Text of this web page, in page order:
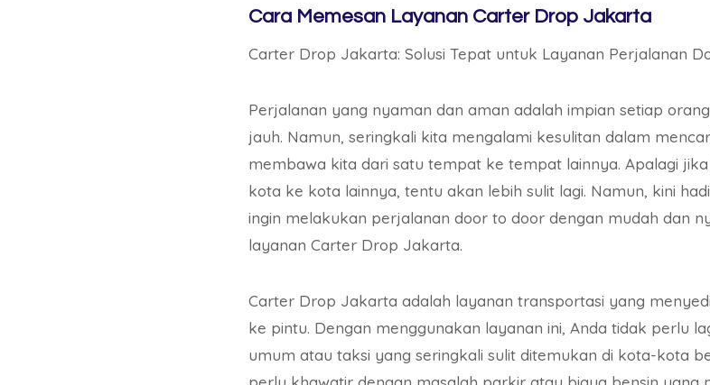
Cara Memesan Layanan Carter Drop Jakarta
Carter Drop Jakarta: Solusi Tepat untuk Layanan Perjalanan
Perjalanan yang nyaman dan aman adalah impian setiap
jauh. Namun, seringkali kita mengalami kesulitan dalam
membawa kita dari satu tempat ke tempat lainnya. Apalagi
kota ke kota lainnya, tentu akan lebih sulit lagi. Namun, kini
ingin melakukan perjalanan door to door dengan mudah dan
layanan Carter Drop Jakarta.
Carter Drop Jakarta adalah layanan transportasi yang
ke pintu. Dengan menggunakan layanan ini, Anda tidak perlu
umum atau taksi yang seringkali sulit ditemukan di kota-kota